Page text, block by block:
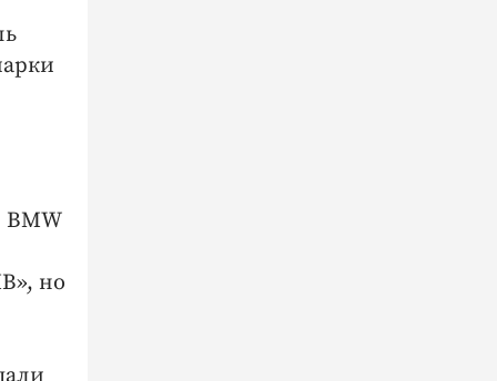
BMW
но